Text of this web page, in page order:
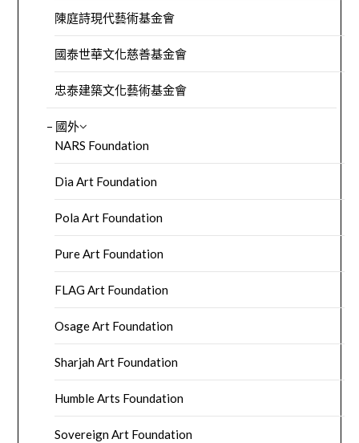
陳庭詩現代藝術基金會
國泰世華文化慈善基金會
忠泰建築文化藝術基金會
– 國外
NARS Foundation
Dia Art Foundation
Pola Art Foundation
Pure Art Foundation
FLAG Art Foundation
Osage Art Foundation
Sharjah Art Foundation
Humble Arts Foundation
Sovereign Art Foundation